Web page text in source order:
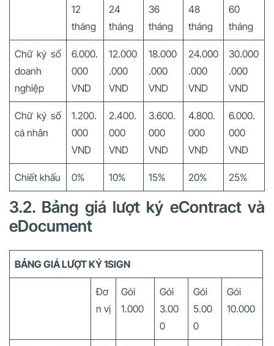
12
tháng
24
tháng
36
tháng
48
tháng
60
tháng
Chữ ký số
doanh
nghiệp
6.000.
000
VND
12.000
.000
VND
18.000
.000
VND
24.000
.000
VND
30.000
.000
VND
Chữ ký số
cá nhân
1.200.
000
VND
2.400.
000
VND
3.600.
000
VND
4.800.
000
VND
6.000.
000
VND
Chiết khấu 0% 10% 15% 20% 25%
3.2. Bảng giá lượt ký eContract và
eDocument
BẢNG GIÁ LƯỢT KÝ 1SIGN
Đơ
n vị
Gói
1.000
Gói
3.00
0
Gói
5.00
0
Gói
10.000